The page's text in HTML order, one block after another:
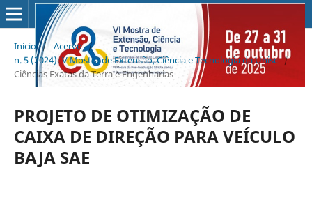
Início / Acervo /
n. 5 (2024): V Mostra de Extensão, Ciência e Tecnologia da Unisc /
Ciências Exatas da Terra e Engenharias
PROJETO DE OTIMIZAÇÃO DE
CAIXA DE DIREÇÃO PARA VEÍCULO
BAJA SAE